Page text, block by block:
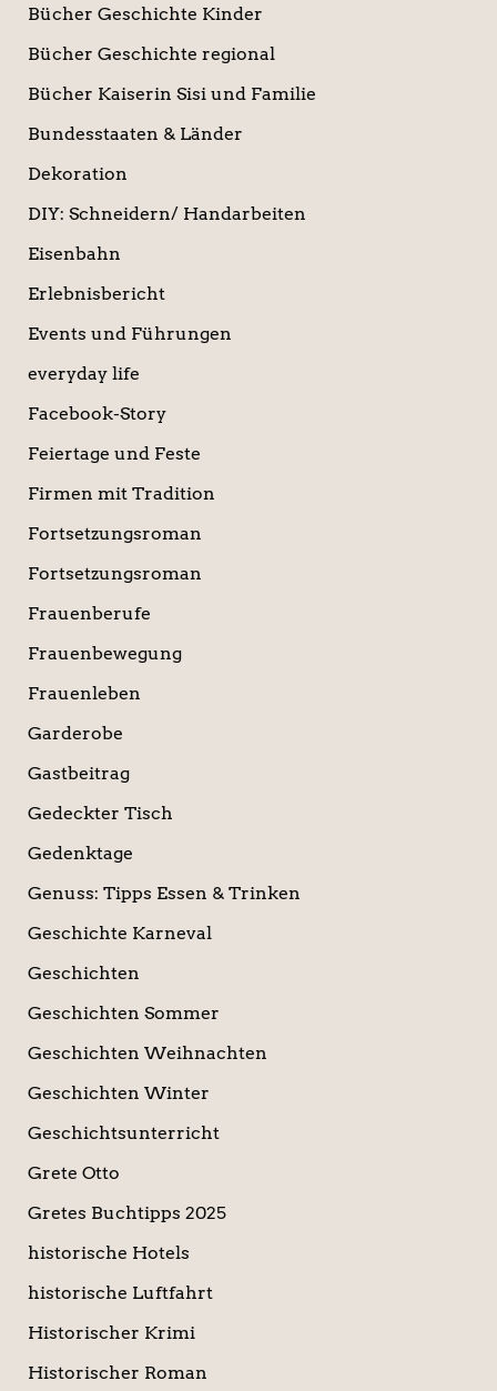
Bücher Geschichte Kinder
Bücher Geschichte regional
Bücher Kaiserin Sisi und Familie
Bundesstaaten & Länder
Dekoration
DIY: Schneidern/ Handarbeiten
Eisenbahn
Erlebnisbericht
Events und Führungen
everyday life
Facebook-Story
Feiertage und Feste
Firmen mit Tradition
Fortsetzungsroman
Fortsetzungsroman
Frauenberufe
Frauenbewegung
Frauenleben
Garderobe
Gastbeitrag
Gedeckter Tisch
Gedenktage
Genuss: Tipps Essen & Trinken
Geschichte Karneval
Geschichten
Geschichten Sommer
Geschichten Weihnachten
Geschichten Winter
Geschichtsunterricht
Grete Otto
Gretes Buchtipps 2025
historische Hotels
historische Luftfahrt
Historischer Krimi
Historischer Roman